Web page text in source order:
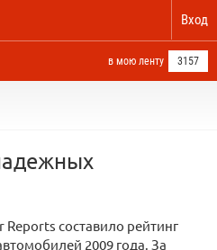
Вход
в мою ленту 3157
Reports составило рейтинг
2009 года. За